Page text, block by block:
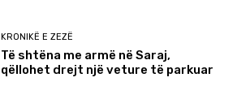
KRONIKË E ZEZË
Të shtëna me armë në Saraj,
qëllohet drejt një veture të parkuar